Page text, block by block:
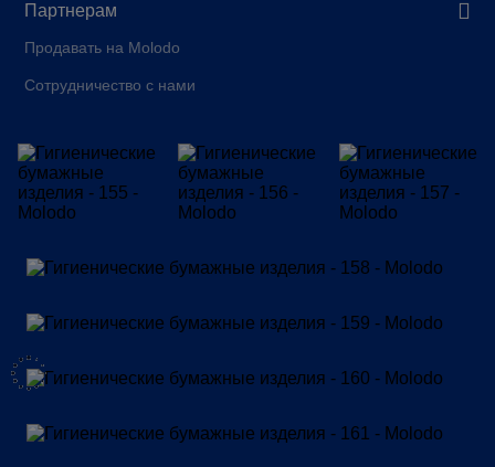
Партнерам
Продавать на Molodo
Сотрудничество с нами